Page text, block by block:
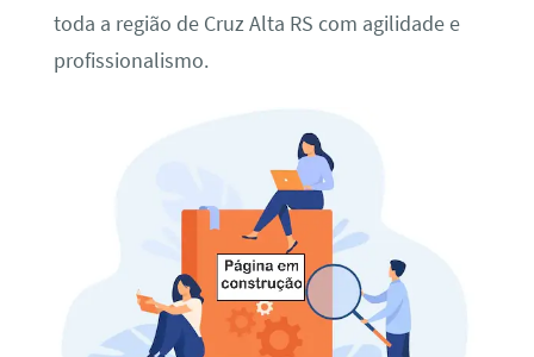
toda a região de Cruz Alta RS com agilidade e
profissionalismo.